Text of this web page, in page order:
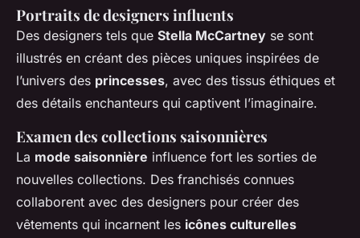
Portraits de designers influents
Des designers tels que Stella McCartney se sont
illustrés en créant des pièces uniques inspirées de
l’univers des princesses, avec des tissus éthiques et
des détails enchanteurs qui captivent l’imaginaire.
Examen des collections saisonnières
La mode saisonnière influence fort les sorties de
nouvelles collections. Des franchisés connues
collaborent avec des designers pour créer des
vêtements qui incarnent les icônes culturelles